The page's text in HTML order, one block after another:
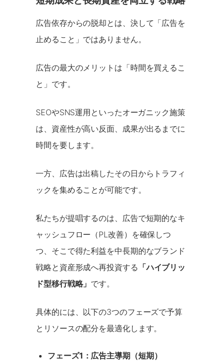
広告依存からの脱却とは、決して「広告を
止めること」ではありません。
広告の最大のメリットは「時間を買えるこ
と」です。
SEOやSNS運用といったオーガニック施策
は、資産性が高い反面、成果が出るまでに
時間を要します。
一方、広告は出稿したその日からトラフィ
ックを集めることが可能です。
私たちが提唱するのは、広告で短期的なキ
ャッシュフロー（PL改善）を確保しつ
つ、そこで得た利益を中長期的なブランド
戦略と資産形成へ再投資する 「ハイブリッ
ド型移行戦略」 です。
具体的には、以下の3つのフェーズで予算
とリソースの配分を最適化します。
フェーズ1：広告主導期（短期）